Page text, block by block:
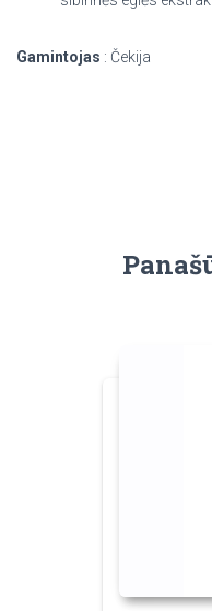
Gamintojas : Čekija